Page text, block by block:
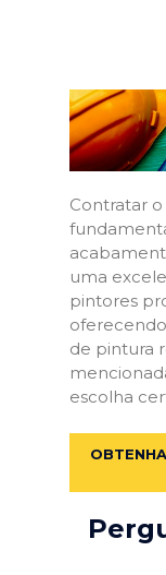
Contratar
uma
pintores
de pintura
escolha